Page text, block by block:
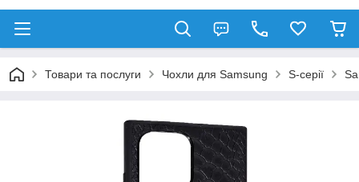
Товари та послуги Чохли для Samsung S-серії